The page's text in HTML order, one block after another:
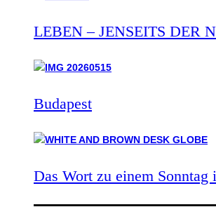
LEBEN – JENSEITS DER
Budapest
Das Wort zu einem Sonntag